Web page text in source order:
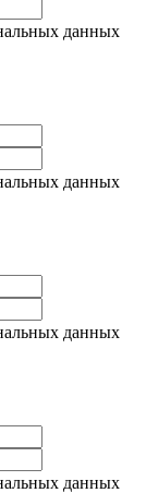
данных
данных
данных
данных